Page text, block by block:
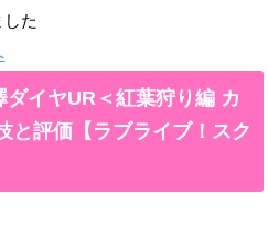
た
イヤUR＜紅葉狩り編 カ
と評価【ラブライブ！スク